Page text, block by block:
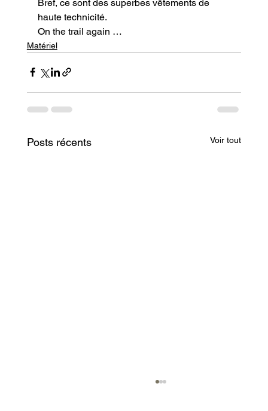
Bref, ce sont des superbes vêtements de
haute technicité.
On the trail again …
Matériel
Posts récents Voir tout